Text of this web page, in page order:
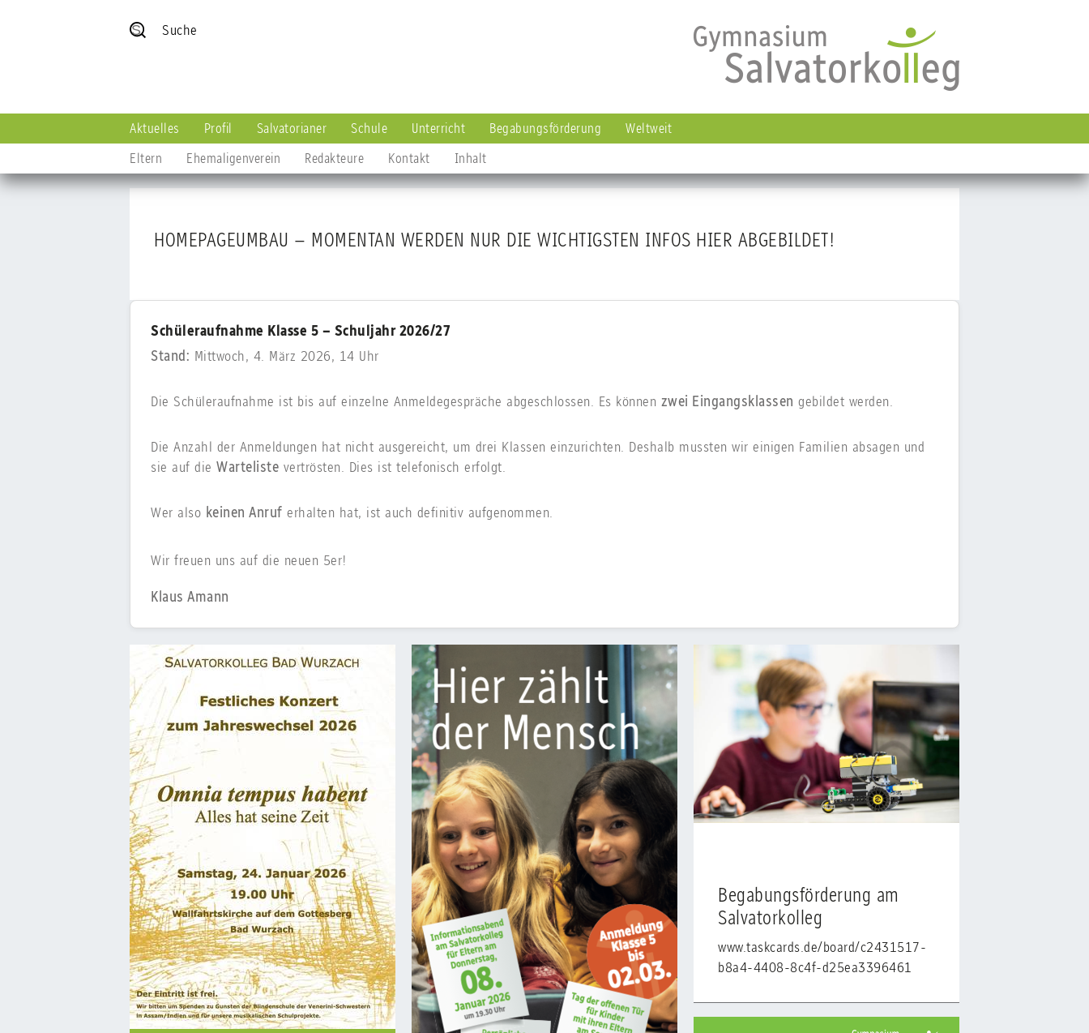
Suche
Aktuelles Profil Salvatorianer Schule Unterricht Begabungsförderung
Weltweit
Eltern
Ehemaligenverein Redakteure Kontakt Inhalt
HOMEPAGEUMBAU – MOMENTAN WERDEN NUR DIE WICHTIGSTEN INFOS HIER ABGEBILDET!
Schüleraufnahme Klasse 5 – Schuljahr 2026/27
Stand: Mittwoch, 4. März 2026, 14 Uhr
Die Schüleraufnahme ist bis auf einzelne Anmeldegespräche abgeschlossen. Es können zwei Eingangsklassen gebildet werden.
Die Anzahl der Anmeldungen hat nicht ausgereicht, um drei Klassen einzurichten. Deshalb mussten wir einigen Familien absagen und
sie auf dieWarteliste vertrösten. Dies ist telefonisch erfolgt.
Wer also keinen Anruf erhalten hat, ist auch definitiv aufgenommen.
Wir freuen uns auf die neuen 5er!
Klaus Amann
Begabungsförderung am
Salvatorkolleg
www.taskcards.de/board/c2431517-
b8a4-4408-8c4f-d25ea3396461